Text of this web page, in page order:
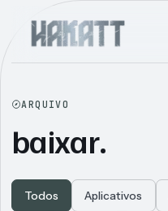
ARQUIVO
baixar.
Todos Aplicativos